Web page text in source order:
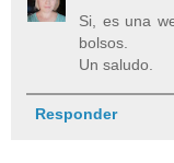
Si, es una
bolsos.
Un saludo.
Responder